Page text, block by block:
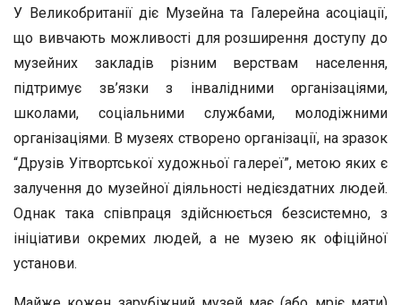
У Великобританії діє Музейна та Галерейна асоціації,
що вивчають можливості для розширення доступу до
музейних закладів різним верствам населення,
підтримує зв’язки з інвалідними організаціями,
школами, соціальними службами, молодіжними
організаціями. В музеях створено організації, на зразок
“Друзів Уітвортської художньої галереї”, метою яких є
залучення до музейної діяльності недієздатних людей.
Однак така співпраця здійснюється безсистемно, з
ініціативи окремих людей, а не музею як офіційної
установи.